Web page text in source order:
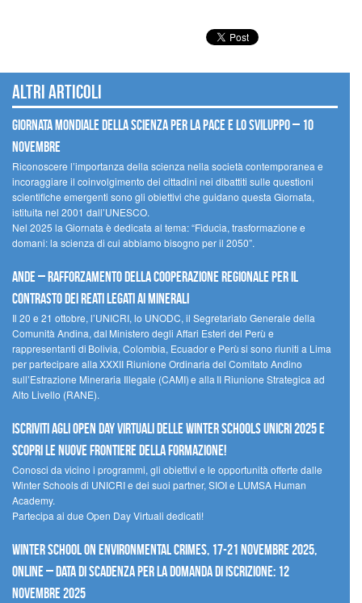
Altri articoli
Giornata mondiale della scienza per la pace e lo sviluppo – 10
novembre
Riconoscere l’importanza della scienza nella società contemporanea e
incoraggiare il coinvolgimento dei cittadini nei dibattiti sulle questioni
scientifiche emergenti sono gli obiettivi che guidano questa Giornata,
istituita nel 2001 dall’UNESCO.
Nel 2025 la Giornata è dedicata al tema: “Fiducia, trasformazione e
domani: la scienza di cui abbiamo bisogno per il 2050”.
Ande – Rafforzamento della cooperazione regionale per il
contrasto dei reati legati ai minerali
Il 20 e 21 ottobre, l’UNICRI, lo UNODC, il Segretariato Generale della
Comunità Andina, dal Ministero degli Affari Esteri del Perù e
rappresentanti di Bolivia, Colombia, Ecuador e Perù si sono riuniti a Lima
per partecipare alla XXXII Riunione Ordinaria del Comitato Andino
sull’Estrazione Mineraria Illegale (CAMI) e alla II Riunione Strategica ad
Alto Livello (RANE).
Iscriviti agli Open Day Virtuali delle Winter Schools UNICRI 2025 e
scopri le nuove frontiere della formazione!
Conosci da vicino i programmi, gli obiettivi e le opportunità offerte dalle
Winter Schools di UNICRI e dei suoi partner, SIOI e LUMSA Human
Academy.
Partecipa ai due Open Day Virtuali dedicati!
Winter School on Environmental Crimes, 17-21 novembre 2025,
Online – Data di scadenza per la domanda di iscrizione: 12
novembre 2025